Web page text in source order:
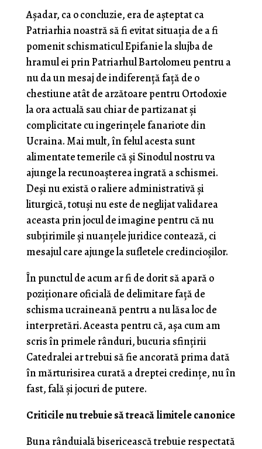
Așadar, ca o concluzie, era de așteptat ca
Patriarhia noastră să fi evitat situația de a fi
pomenit schismaticul Epifanie la slujba de
hramul ei prin Patriarhul Bartolomeu pentru a
nu da un mesaj de indiferență față de o
chestiune atât de arzătoare pentru Ortodoxie
la ora actuală sau chiar de partizanat și
complicitate cu ingerințele fanariote din
Ucraina. Mai mult, în felul acesta sunt
alimentate temerile că și Sinodul nostru va
ajunge la recunoașterea ingrată a schismei.
Deși nu există o raliere administrativă și
liturgică, totuși nu este de neglijat validarea
aceasta prin jocul de imagine pentru că nu
subțirimile și nuanțele juridice contează, ci
mesajul care ajunge la sufletele credincioșilor.
În punctul de acum ar fi de dorit să apară o
poziționare oficială de delimitare față de
schisma ucraineană pentru a nu lăsa loc de
interpretări. Aceasta pentru că, așa cum am
scris în primele rânduri, bucuria sfințirii
Catedralei ar trebui să fie ancorată prima dată
în mărturisirea curată a dreptei credințe, nu în
fast, fală și jocuri de putere.
Criticile nu trebuie să treacă limitele canonice
Buna rânduială bisericească trebuie respectată